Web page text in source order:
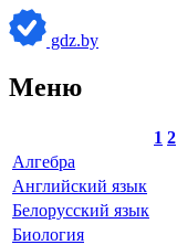
gdz.by
Меню
1 2
Алгебра
Английский язык
Белорусский язык
Биология